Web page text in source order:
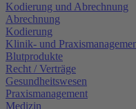
Kodierung und Abrechnung
Abrechnung
Kodierung
Klinik- und
Blutprodukte
Recht / Verträge
Gesundheitswesen
Praxismanagement
Medizin